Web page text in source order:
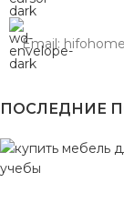
Email:
ПОСЛЕДНИЕ